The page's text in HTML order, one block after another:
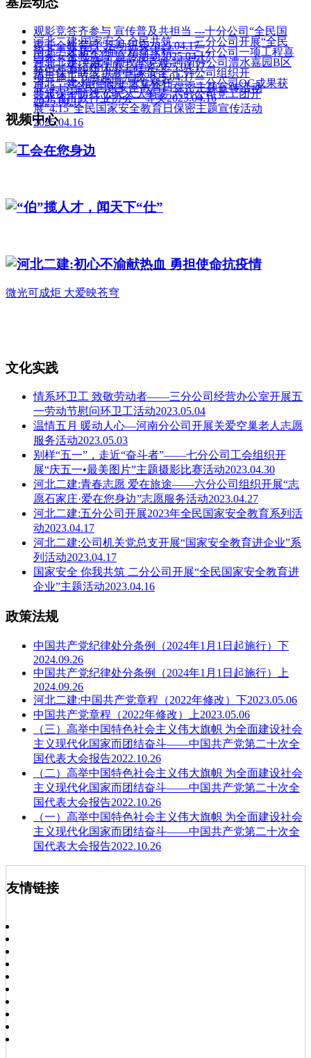
观影竞答齐参与 宣传普及共担当 ---十分公司“全民国
家安全教育日”活动纪实2025.04.17
河北二建:国家安全 全民共筑——三分公司开展“全民
国家安全教育日”宣传活动2025.04.17
河北二建:匠心独运 精益求精——三分公司一项工程喜
获河北省结构优质工程奖2025.04.17
河北二建:党建引领攻坚克难-河南分公司澧水嘉园B区
项目施工节点超前完成2025.04.17
筑牢保密防线 共护国家安全 七分公司组织开
展“4.15”全民国家安全教育日保密主题宣传活动
2025.04.17
河北二建:精控毫厘 质立标杆——三分公司QC成果获
河北省市政行业协会一等奖2025.04.16
共筑保密防线 公民人人有责 六分公司党工团开
展“4.15”全民国家安全教育日保密主题宣传活动
2025.04.16
视频中心
工会在您身边
“伯”揽人才，闻天下“仕”
河北二建:初心不渝献热血 勇担使命抗疫情
微光可成炬 大爱映苍穹
文化实践
情系环卫工 致敬劳动者——三分公司经营办公室开展五
一劳动节慰问环卫工活动2023.05.04
温情五月 暖动人心—河南分公司开展关爱空巢老人志愿
服务活动2023.05.03
别样“五一”，走近“奋斗者”——七分公司工会组织开
展“庆五一•最美图片”主题摄影比赛活动2023.04.30
河北二建:青春志愿 爱在旅途——六分公司组织开展“志
愿石家庄·爱在您身边”志愿服务活动2023.04.27
河北二建:五分公司开展2023年全民国家安全教育系列活
动2023.04.17
河北二建:公司机关党总支开展“国家安全教育进企业”系
列活动2023.04.17
国家安全 你我共筑 二分公司开展“全民国家安全教育进
企业”主题活动2023.04.16
政策法规
中国共产党纪律处分条例（2024年1月1日起施行）下
2024.09.26
中国共产党纪律处分条例（2024年1月1日起施行）上
2024.09.26
河北二建:中国共产党章程（2022年修改）下2023.05.06
中国共产党章程（2022年修改）上2023.05.06
（三）高举中国特色社会主义伟大旗帜 为全面建设社会
主义现代化国家而团结奋斗——中国共产党第二十次全
国代表大会报告2022.10.26
（二）高举中国特色社会主义伟大旗帜 为全面建设社会
主义现代化国家而团结奋斗——中国共产党第二十次全
国代表大会报告2022.10.26
（一）高举中国特色社会主义伟大旗帜 为全面建设社会
主义现代化国家而团结奋斗——中国共产党第二十次全
国代表大会报告2022.10.26
友情链接